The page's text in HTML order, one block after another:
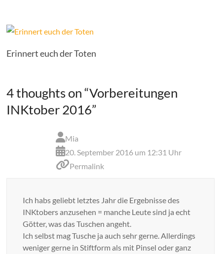
Erinnert euch der Toten
4 thoughts on “Vorbereitungen
INKtober 2016”
Mia
20. September 2016 um 12:31 Uhr
Permalink
Ich habs geliebt letztes Jahr die Ergebnisse des
INKtobers anzusehen = manche Leute sind ja echt
Götter, was das Tuschen angeht.
Ich selbst mag Tusche ja auch sehr gerne. Allerdings
weniger gerne in Stiftform als mit Pinsel oder ganz